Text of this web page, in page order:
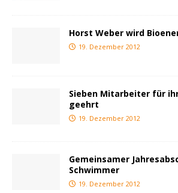
Horst Weber wird
19. Dezember 2012
Sieben Mitarbeiter für
geehrt
19. Dezember 2012
Gemeinsamer
Schwimmer
19. Dezember 2012